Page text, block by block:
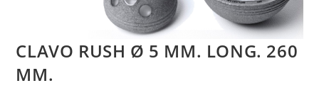
CLAVO RUSH Ø 5 MM. LONG. 260
MM.